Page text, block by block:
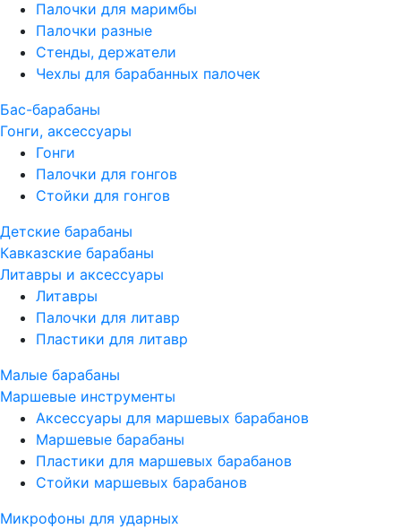
Палочки для маримбы
Палочки разные
Стенды, держатели
Чехлы для барабанных палочек
Бас-барабаны
Гонги, аксессуары
Гонги
Палочки для гонгов
Стойки для гонгов
Детские барабаны
Кавказские барабаны
Литавры и аксессуары
Литавры
Палочки для литавр
Пластики для литавр
Малые барабаны
Маршевые инструменты
Аксессуары для маршевых барабанов
Маршевые барабаны
Пластики для маршевых барабанов
Стойки маршевых барабанов
Микрофоны для ударных